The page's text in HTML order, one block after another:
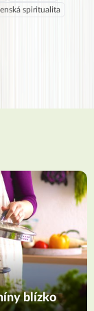
spiritualita
blízko